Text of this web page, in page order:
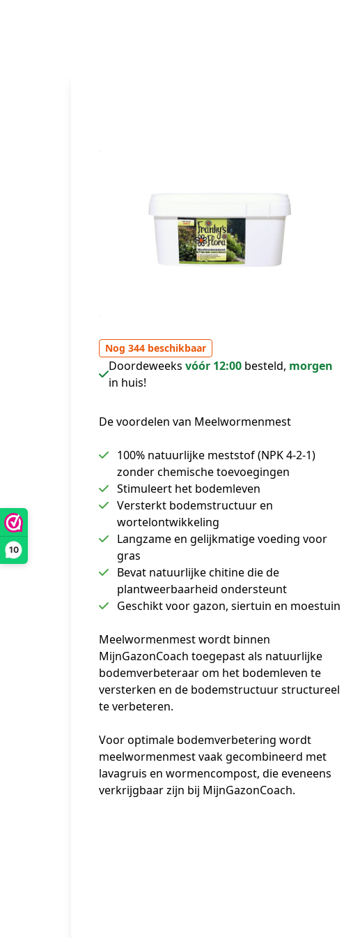
10
Nog 344 beschikbaar
Doordeweeks vóór 12:00 besteld, morgen
in huis!
De voordelen van Meelwormenmest
100% natuurlijke meststof (NPK 4-2-1)
zonder chemische toevoegingen
Stimuleert het bodemleven
Versterkt bodemstructuur en
wortelontwikkeling
Langzame en gelijkmatige voeding voor
gras
Bevat natuurlijke chitine die de
plantweerbaarheid ondersteunt
Geschikt voor gazon, siertuin en moestuin
Meelwormenmest wordt binnen
MijnGazonCoach toegepast als natuurlijke
bodemverbeteraar om het bodemleven te
versterken en de bodemstructuur structureel
te verbeteren.
Voor optimale bodemverbetering wordt
meelwormenmest vaak gecombineerd met
lavagruis en wormencompost, die eveneens
verkrijgbaar zijn bij MijnGazonCoach.